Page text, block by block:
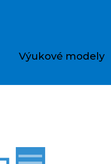
Výukové modely